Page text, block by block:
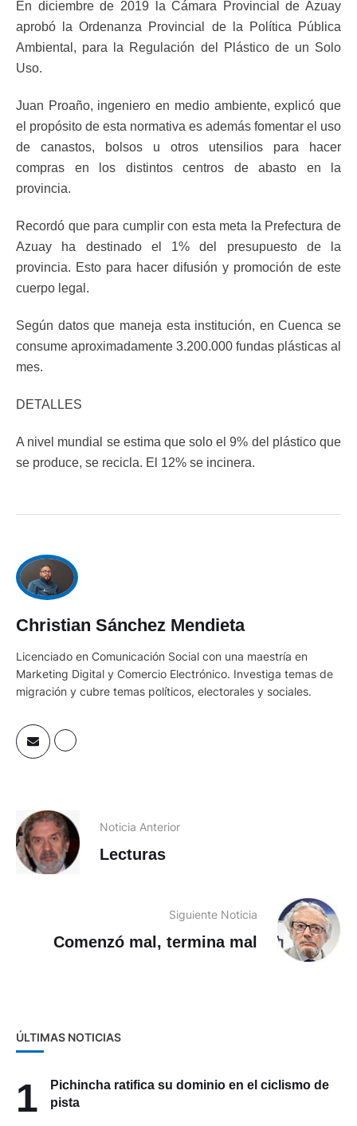
En diciembre de 2019 la Cámara Provincial de Azuay
aprobó la Ordenanza Provincial de la Política Pública
Ambiental, para la Regulación del Plástico de un Solo
Uso.
Juan Proaño, ingeniero en medio ambiente, explicó que
el propósito de esta normativa es además fomentar el uso
de canastos, bolsos u otros utensilios para hacer
compras en los distintos centros de abasto en la
provincia.
Recordó que para cumplir con esta meta la Prefectura de
Azuay ha destinado el 1% del presupuesto de la
provincia. Esto para hacer difusión y promoción de este
cuerpo legal.
Según datos que maneja esta institución, en Cuenca se
consume aproximadamente 3.200.000 fundas plásticas al
mes.
DETALLES
A nivel mundial se estima que solo el 9% del plástico que
se produce, se recicla. El 12% se incinera.
Christian Sánchez Mendieta
Licenciado en Comunicación Social con una maestría en
Marketing Digital y Comercio Electrónico. Investiga temas de
migración y cubre temas políticos, electorales y sociales.
Noticia Anterior
Lecturas
Siguiente Noticia
Comenzó mal, termina mal
ÚLTIMAS NOTICIAS
1
Pichincha ratifica su dominio en el ciclismo de
pista